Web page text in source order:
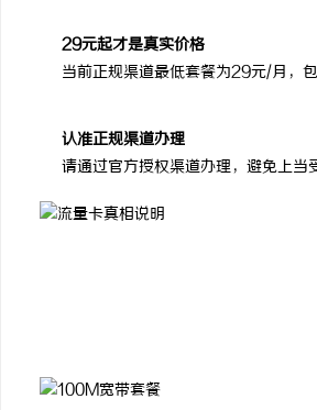
29元起才是真实价格
当前正规渠道最低套餐为29元/月，
认准正规渠道办理
请通过官方授权渠道办理，避免上当